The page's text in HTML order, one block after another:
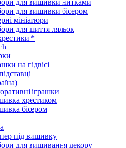
для вишивки нитками
для вишивки бісером
мініатюри
для шиття ляльок
*
на підвісі
іграшки
хрестиком
бісером
під вишивку
для вишивання декору